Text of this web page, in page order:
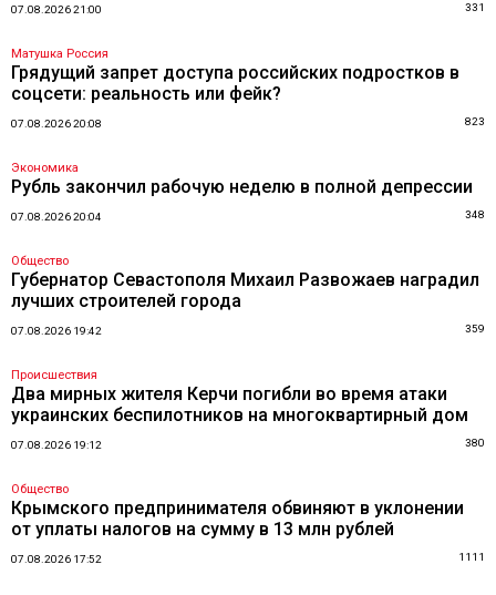
07.08.2026 21:00 331
Матушка Россия
Грядущий запрет доступа российских подростков в
соцсети: реальность или фейк?
07.08.2026 20:08 823
Экономика
Рубль закончил рабочую неделю в полной депрессии
07.08.2026 20:04 348
Общество
Губернатор Севастополя Михаил Развожаев наградил
лучших строителей города
07.08.2026 19:42 359
Происшествия
Два мирных жителя Керчи погибли во время атаки
украинских беспилотников на многоквартирный дом
07.08.2026 19:12 380
Общество
Крымского предпринимателя обвиняют в уклонении
от уплаты налогов на сумму в 13 млн рублей
07.08.2026 17:52 1111